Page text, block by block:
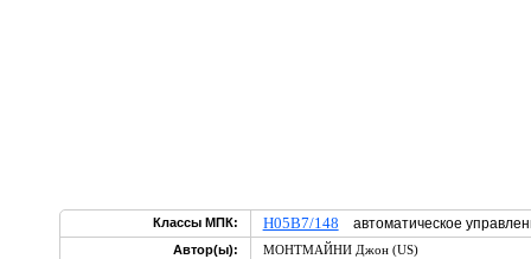
Классы МПК: H05B7/148 автоматическое
Автор(ы):
МОНТМАЙНИ Джон (US)